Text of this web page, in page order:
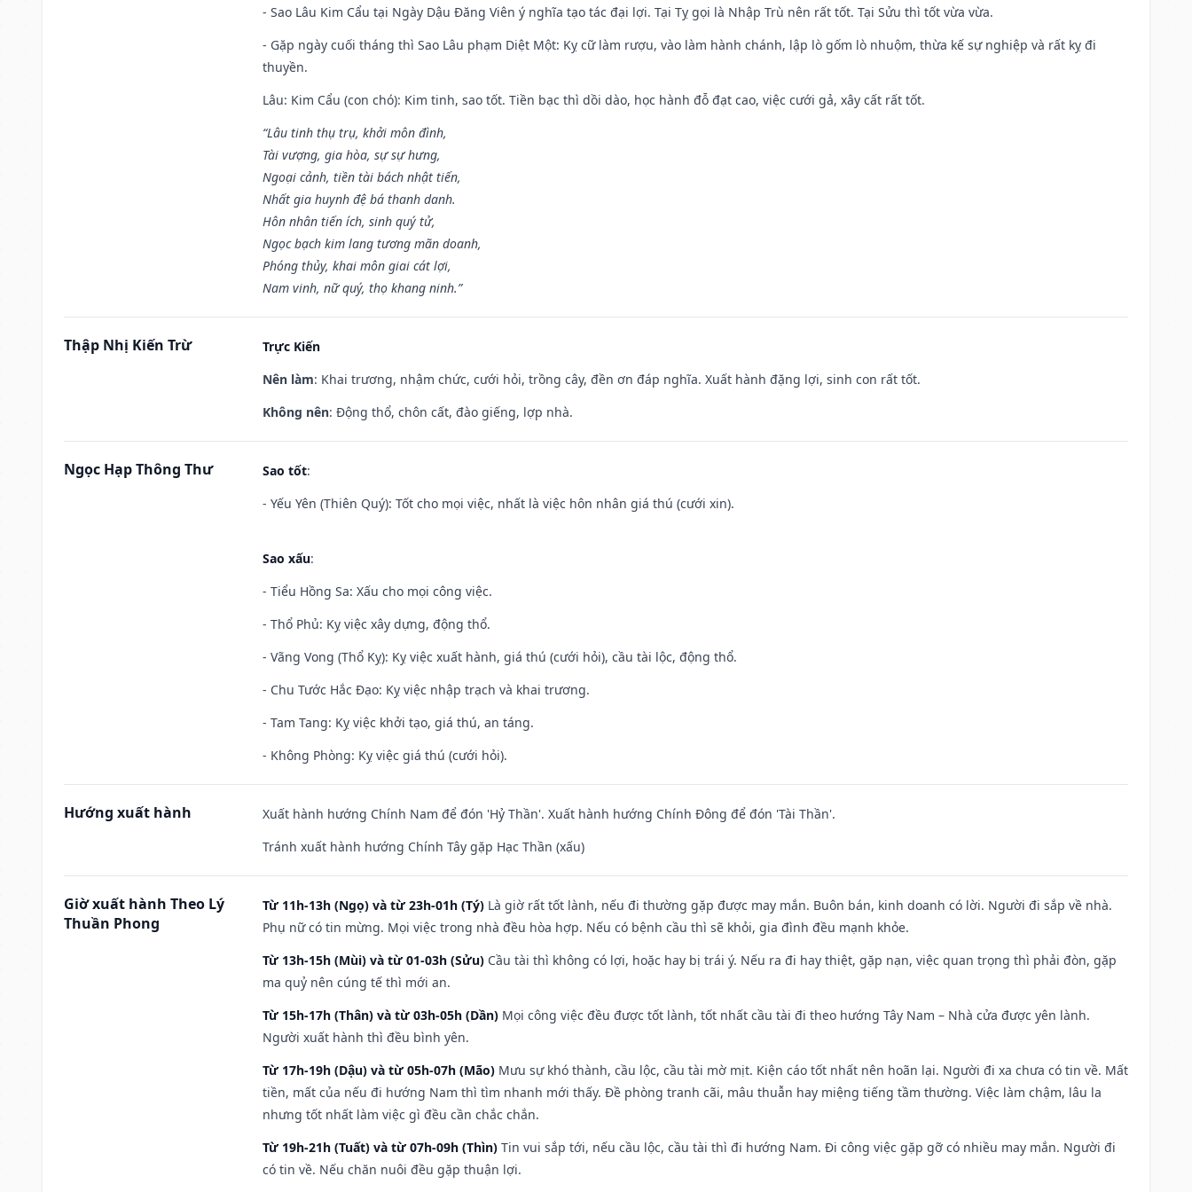
- Sao Lâu Kim Cẩu tại Ngày Dậu Đăng Viên ý nghĩa tạo tác đại lợi. Tại Tỵ gọi là Nhập Trù nên rất tốt. Tại Sửu thì tốt vừa vừa.
- Gặp ngày cuối tháng thì Sao Lâu phạm Diệt Một: Kỵ cữ làm rượu, vào làm hành chánh, lập lò gốm lò nhuộm, thừa kế sự nghiệp và rất kỵ đi
thuyền.
Lâu: Kim Cẩu (con chó): Kim tinh, sao tốt. Tiền bạc thì dồi dào, học hành đỗ đạt cao, việc cưới gả, xây cất rất tốt.
“Lâu tinh thụ trụ, khởi môn đình,
Tài vượng, gia hòa, sự sự hưng,
Ngoại cảnh, tiền tài bách nhật tiến,
Nhất gia huynh đệ bá thanh danh.
Hôn nhân tiến ích, sinh quý tử,
Ngọc bạch kim lang tương mãn doanh,
Phóng thủy, khai môn giai cát lợi,
Nam vinh, nữ quý, thọ khang ninh.”
Thập Nhị Kiến Trừ
Trực Kiến
Nên làm: Khai trương, nhậm chức, cưới hỏi, trồng cây, đền ơn đáp nghĩa. Xuất hành đặng lợi, sinh con rất tốt.
Không nên: Động thổ, chôn cất, đào giếng, lợp nhà.
Ngọc Hạp Thông Thư Sao tốt:
- Yếu Yên (Thiên Quý): Tốt cho mọi việc, nhất là việc hôn nhân giá thú (cưới xin).
Sao xấu:
- Tiểu Hồng Sa: Xấu cho mọi công việc.
- Thổ Phủ: Kỵ việc xây dựng, động thổ.
- Vãng Vong (Thổ Kỵ): Kỵ việc xuất hành, giá thú (cưới hỏi), cầu tài lộc, động thổ.
- Chu Tước Hắc Đạo: Kỵ việc nhập trạch và khai trương.
- Tam Tang: Kỵ việc khởi tạo, giá thú, an táng.
- Không Phòng: Kỵ việc giá thú (cưới hỏi).
Hướng xuất hành
Xuất hành hướng Chính Nam để đón 'Hỷ Thần'. Xuất hành hướng Chính Đông để đón 'Tài Thần'.
Tránh xuất hành hướng Chính Tây gặp Hạc Thần (xấu)
Giờ xuất hành Theo Lý
Thuần Phong
Từ 11h-13h (Ngọ) và từ 23h-01h (Tý) Là giờ rất tốt lành, nếu đi thường gặp được may mắn. Buôn bán, kinh doanh có lời. Người đi sắp về nhà.
Phụ nữ có tin mừng. Mọi việc trong nhà đều hòa hợp. Nếu có bệnh cầu thì sẽ khỏi, gia đình đều mạnh khỏe.
Từ 13h-15h (Mùi) và từ 01-03h (Sửu) Cầu tài thì không có lợi, hoặc hay bị trái ý. Nếu ra đi hay thiệt, gặp nạn, việc quan trọng thì phải đòn, gặp
ma quỷ nên cúng tế thì mới an.
Từ 15h-17h (Thân) và từ 03h-05h (Dần) Mọi công việc đều được tốt lành, tốt nhất cầu tài đi theo hướng Tây Nam – Nhà cửa được yên lành.
Người xuất hành thì đều bình yên.
Từ 17h-19h (Dậu) và từ 05h-07h (Mão) Mưu sự khó thành, cầu lộc, cầu tài mờ mịt. Kiện cáo tốt nhất nên hoãn lại. Người đi xa chưa có tin về. Mất
tiền, mất của nếu đi hướng Nam thì tìm nhanh mới thấy. Đề phòng tranh cãi, mâu thuẫn hay miệng tiếng tầm thường. Việc làm chậm, lâu la
nhưng tốt nhất làm việc gì đều cần chắc chắn.
Từ 19h-21h (Tuất) và từ 07h-09h (Thìn) Tin vui sắp tới, nếu cầu lộc, cầu tài thì đi hướng Nam. Đi công việc gặp gỡ có nhiều may mắn. Người đi
có tin về. Nếu chăn nuôi đều gặp thuận lợi.